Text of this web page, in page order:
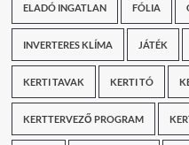
ELADÓ INGATLAN FÓLIA
INVERTERES KLÍMA JÁTÉK
KERTI TAVAK KERTI TÓ
KERTTERVEZŐ PROGRAM